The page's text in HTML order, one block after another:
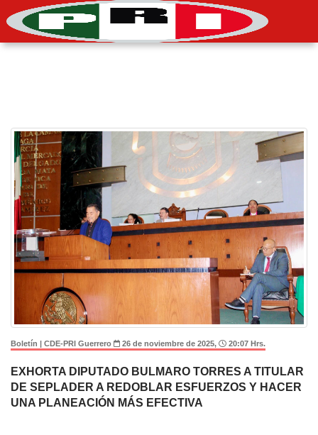
Boletín | CDE-PRI Guerrero 26 de noviembre de 2025, 20:07 Hrs.
EXHORTA DIPUTADO BULMARO TORRES A TITULAR
DE SEPLADER A REDOBLAR ESFUERZOS Y HACER
UNA PLANEACIÓN MÁS EFECTIVA